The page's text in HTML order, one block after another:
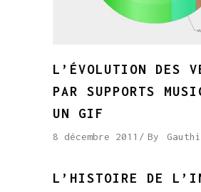
L’ÉVOLUTION DES
PAR SUPPORTS
UN GIF
8 décembre 2011 By
L’HISTOIRE DE